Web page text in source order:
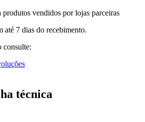
vendidos por lojas parceiras
até 7 dias do recebimento.
consulte:
técnica